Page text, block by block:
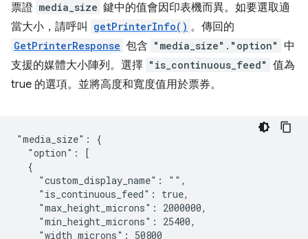
票證 media_size 鍵中的值會因印表機而異。如要選取適
當大小，請呼叫
getPrinterInfo() 。傳回的
GetPrinterResponse 包含 "media_size"."option" 中
支援的媒體大小陣列。選擇 "is_continuous_feed" 值為
true 的選項。並將高度和寬度值用於票券。
"media_size": {
  "option": [
  {
    "custom_display_name": "",
    "is_continuous_feed": true,
    "max_height_microns": 2000000,
    "min_height_microns": 25400,
    "width_microns": 50800